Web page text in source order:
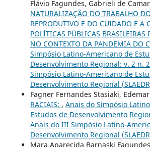
Flávio Fagundes, Gabrieli de
NATURALIZAÇÃO DO TRABALHO
REPRODUTIVO E DO CUIDADO E A
POLÍTICAS PÚBLICAS BRASILEIRAS
NO CONTEXTO DA PANDEMIA DO
Simpósio Latino-Americano de
Desenvolvimento Regional: v. 2 n.
Simpósio Latino-Americano de
Desenvolvimento Regional
Fagner Fernandes Stasiaki,
RACIAIS: , Anais do Simpósio
Estudos de Desenvolvimento
Anais do III Simpósio Latino-
Desenvolvimento Regional
Mara Aparecida Barnaski